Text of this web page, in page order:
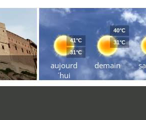
aujourd
´hui
41°C
31°C
demain
40°C
31°C